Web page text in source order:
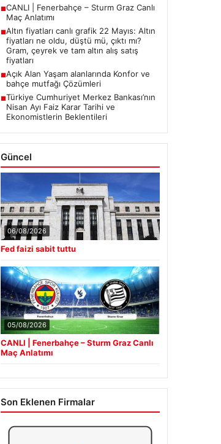
■CANLI | Fenerbahçe – Sturm Graz Canlı
Maç Anlatımı
■Altın fiyatları canlı grafik 22 Mayıs: Altın
fiyatları ne oldu, düştü mü, çıktı mı?
Gram, çeyrek ve tam altın alış satış
fiyatları
■Açık Alan Yaşam alanlarında Konfor ve
bahçe mutfağı Çözümleri
■Türkiye Cumhuriyet Merkez Bankası’nın
Nisan Ayı Faiz Karar Tarihi ve
Ekonomistlerin Beklentileri
Güncel
06/08/2026
Fed faizi sabit tuttu
05/08/2026
CANLI | Fenerbahçe – Sturm Graz Canlı
Maç Anlatımı
Son Eklenen Firmalar